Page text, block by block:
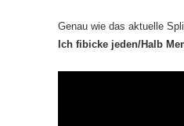
Genau wie das aktuelle
Ich fibicke jeden/Halb